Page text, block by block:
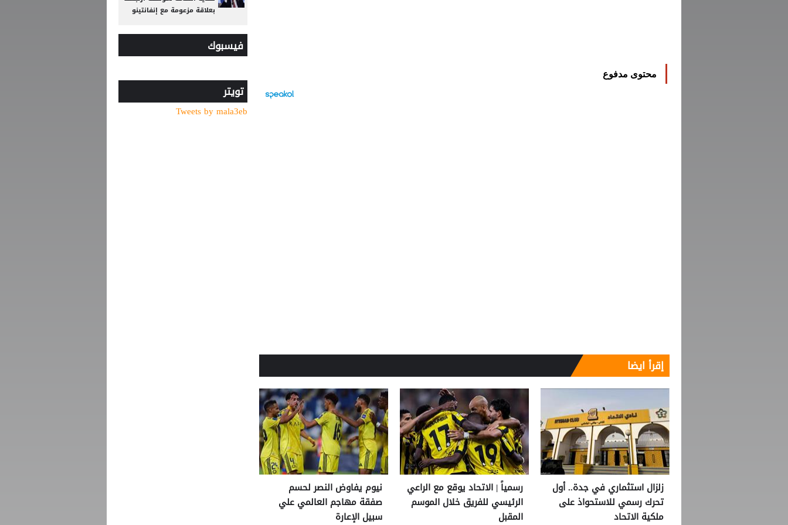
محتوى مدفوع
إقرأ ايضا
زلزال استثماري في جدة.. أول
تحرك رسمي للاستحواذ على
ملكية الاتحاد
رسمياً | الاتحاد يوقع مع الراعي
الرئيسي للفريق خلال الموسم
المقبل
نيوم يفاوض النصر لحسم
صفقة مهاجم العالمي علي
سبيل الإعارة
بعلاقة مزعومة مع إنفانتينو
والفيصلي مبكرًا برسالة نارية
افتتاح دورة "سبارتاكياد
فيسبوك
تويتر
Tweets by mala3eb